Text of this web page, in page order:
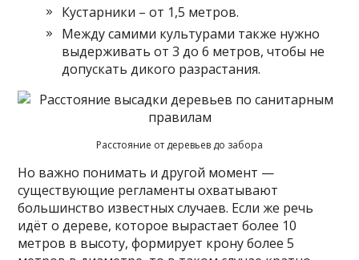
Кустарники – от 1,5 метров.
Между самими культурами также нужно
выдерживать от 3 до 6 метров, чтобы не
допускать дикого разрастания.
Расстояние от деревьев до забора
Но важно понимать и другой момент —
существующие регламенты охватывают
большинство известных случаев. Если же речь
идёт о дереве, которое вырастает более 10
метров в высоту, формирует крону более 5